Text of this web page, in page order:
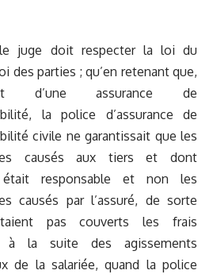
juge doit respecter la loi du
des parties ; qu’en retenant que,
d’une assurance de
la police d’assurance de
civile ne garantissait que les
causés aux tiers et dont
était responsable et non les
causés par l’assuré, de sorte
pas couverts les frais
à la suite des agissements
de la salariée, quand la police